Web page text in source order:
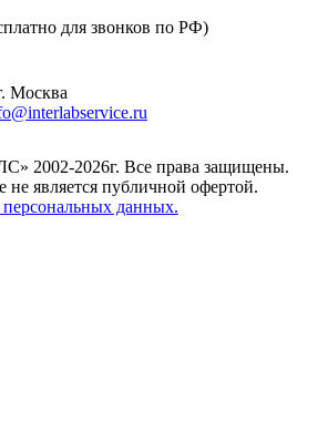
для звонков по РФ)
Москва
2002-2026г. Все права защищены.
является публичной офертой.
данных.